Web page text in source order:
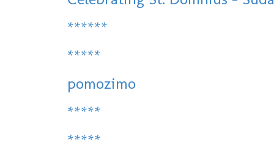
******
*****
pomozimo
*****
*****